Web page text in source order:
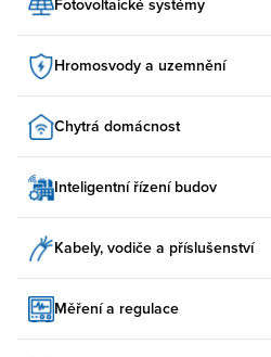
Fotovoltaické systémy
Hromosvody a uzemnění
Chytrá domácnost
Inteligentní řízení budov
Kabely, vodiče a příslušenství
Měření a regulace